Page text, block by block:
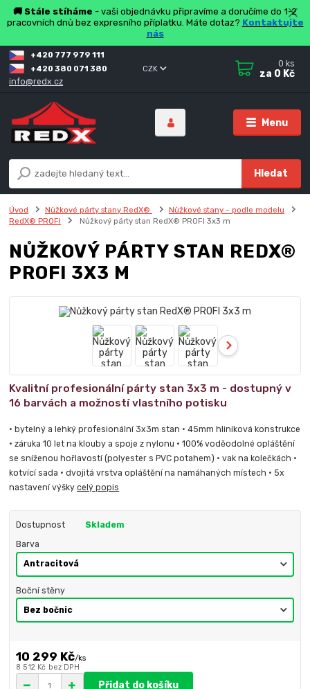
🚚 Stále stíháme - vaši objednávku připravíme a doručíme do 1-2
pracovních dnů bez expresního příplatku. Máte dotaz? Kontaktujte
nás
Menu
CZK
Hledat
+420 777 979 111
+420 380 071 380
info@redx.cz
0 ks
za 0 Kč
Úvod Nůžkové párty stany RedX®
Nůžkové stany - podle modelu
RedX® PROFI
Nůžkový párty stan RedX® PROFI 3x3 m
NŮŽKOVÝ PÁRTY STAN REDX®
PROFI 3X3 M
Kvalitní profesionální párty stan 3x3 m - dostupný v
16 barvách a možností vlastního potisku
• bytelný a lehký profesionální 3x3m stan • 45mm hliníková konstrukce
• záruka 10 let na klouby a spoje z nylonu • 100% voděodolné opláštění
se sníženou hořlavostí (polyester s PVC potahem) • vak na kolečkách •
kotvící sada • dvojitá vrstva opláštění na namáhaných místech • 5x
nastavení výškycelý popis
Dostupnost Skladem
Barva
Boční stěny
10 299 Kč/ks
8 512 Kč bez DPH
Přidat do košíku